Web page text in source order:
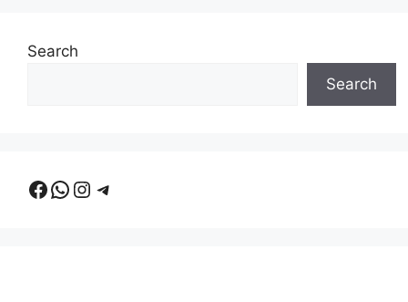
Search
Search
Facebook
WhatsApp
Instagram
Telegram